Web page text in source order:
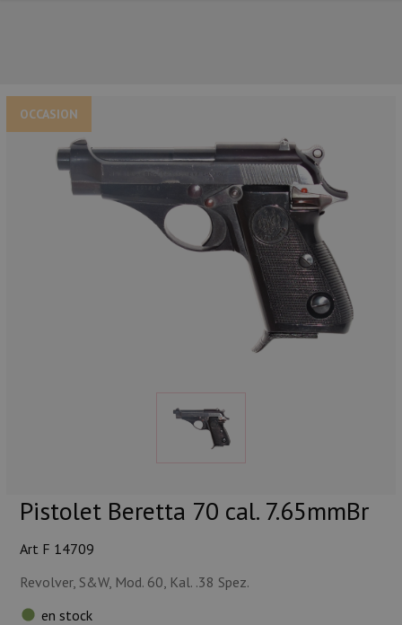
OCCASION
Pistolet Beretta 70 cal. 7.65mmBr
Art F 14709
Revolver, S&W, Mod. 60, Kal. .38 Spez.
en stock
NOS PRINCIPALES MARQUES
Lampes et accessoires